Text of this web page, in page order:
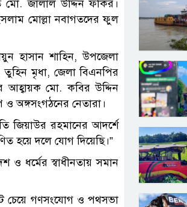
মো. জালাল উদ্দিন ফকির।
মোল্লা নবাগতদের ফুল
হাসান শাহিন, উপজেলা
মৃধা, জেলা বিএনপির
মো. কবির উদ্দিন
অঙ্গসংগঠনের নেতারা।
জিয়াউর রহমানের আদর্শে
হয়ে দলে যোগ দিয়েছি।”
ও ধর্মের স্বাধীনতায় সমান
চেয়ে গণসংযোগ ও পথসভা